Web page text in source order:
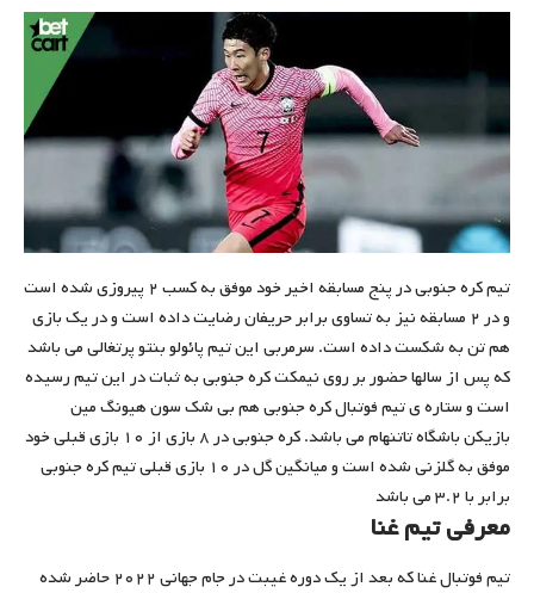
تیم کره جنوبی در پنج مسابقه اخیر خود موفق به کسب ۲ پیروزی شده است
و در ۲ مسابقه نیز به تساوی برابر حریفان رضایت داده است و در یک بازی
هم تن به شکست داده است. سرمربی این تیم پائولو بنتو پرتغالی می باشد
که پس از سالها حضور بر روی نیمکت کره جنوبی به ثبات در این تیم رسیده
است و ستاره ی تیم فوتبال کره جنوبی هم بی شک سون هیونگ مین
بازیکن باشگاه تاتنهام می باشد. کره جنوبی در ۸ بازی از ۱۰ بازی قبلی خود
موفق به گلزنی شده است و میانگین گل در ۱۰ بازی قبلی تیم کره جنوبی
برابر با ۳.۲ می باشد
معرفی تیم غنا
تیم فوتبال غنا که بعد از یک دوره غیبت در جام جهانی ۲۰۲۲ حاضر شده